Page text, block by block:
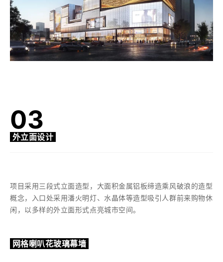
03
外立面设计
项目采用三段式立面造型，大面积金属铝板缔造乘风破浪的造型
概念，入口处采用潘火明灯、水晶体等造型吸引人群前来购物休
闲，以多样的外立面形式点亮城市空间。
网格喇叭花玻璃幕墙